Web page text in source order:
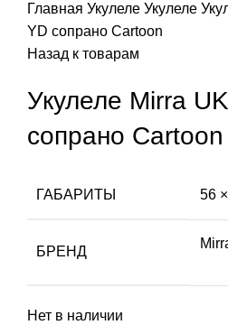
Главная Укулеле Укулеле
YD сопрано Сartoon
Назад к товарам
Укулеле Mirra
сопрано Сartoon
ГАБАРИТЫ 56
БРЕНД
Нет в наличии